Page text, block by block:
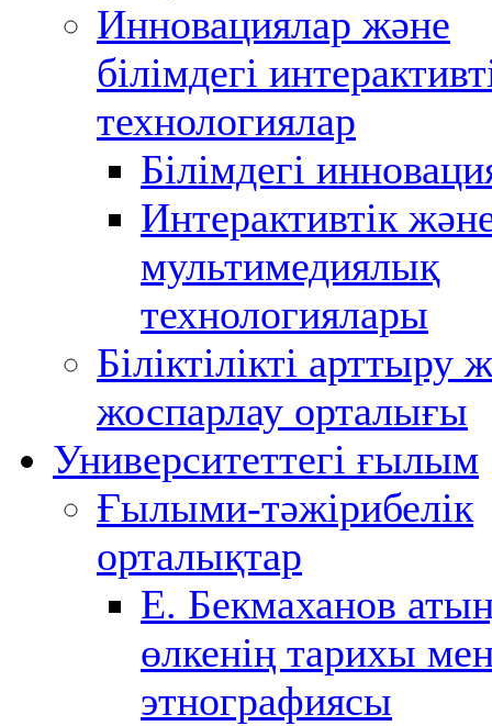
Инновациялар және
білімдегі
технологиялар
Білімдегі
Интерактивтік
мультимедиялық
технологиялары
Біліктілікті арттыру
жоспарлау орталығы
Университеттегі ғылым
Ғылыми-тәжірибелік
орталықтар
Е. Бекмаханов
өлкенің тарихы
этнографиясы